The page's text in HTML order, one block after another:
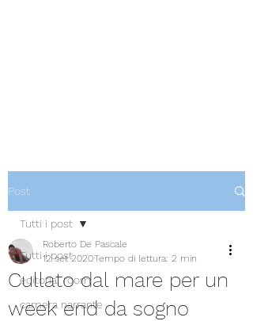
Post
Tutti i post
editorial room
camera narrante
Tutti i post
Cullato dal mare per un
week end da sogno
Roberto De Pascale
12 set 2020Tempo di lettura: 2 min